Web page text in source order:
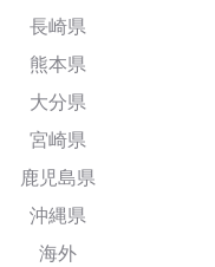
長崎県
熊本県
大分県
宮崎県
鹿児島県
沖縄県
海外